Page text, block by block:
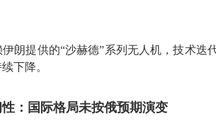
朗提供的“沙赫德”系列无人机，技术迭
下降。
：国际格局未按俄预期演变